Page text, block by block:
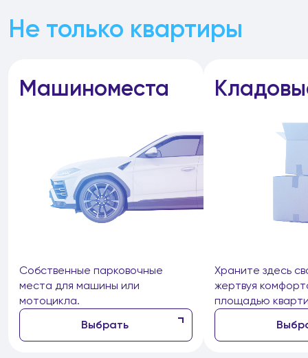
Не только квартиры
Машиноместа
Собственные парковочные
места для машины или
мотоцикла.
Выбрать
Храните здесь
жертвуя
площадью